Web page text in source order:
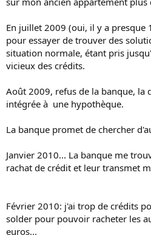
En juillet 2009 (oui, il y a presque
pour essayer de trouver des
situation normale, étant pris
vicieux des crédits.
Août 2009, refus de la banque, la
intégrée à une hypothèque.
La banque promet de chercher
Janvier 2010... La banque me
rachat de crédit et leur transmet
Février 2010: j'ai trop de crédits
solder pour pouvoir racheter les
euros...